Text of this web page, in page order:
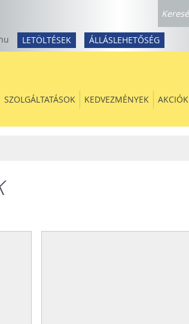
LETÖLTÉSEK ÁLLÁSLEHETŐSÉG
SZOLGÁLTATÁSOK KEDVEZMÉNYEK AKCIÓK